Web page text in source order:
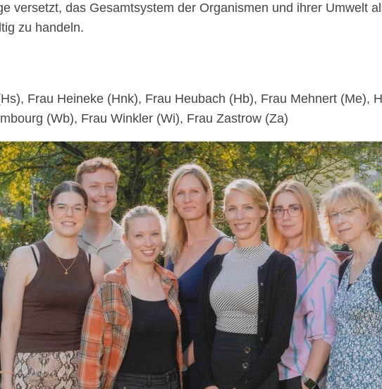
versetzt, das Gesamtsystem der Organismen und ihrer Umwelt
zu handeln.
Frau Heineke (Hnk), Frau Heubach (Hb), Frau Mehnert (Me),
(Wb), Frau Winkler (Wi), Frau Zastrow (Za)